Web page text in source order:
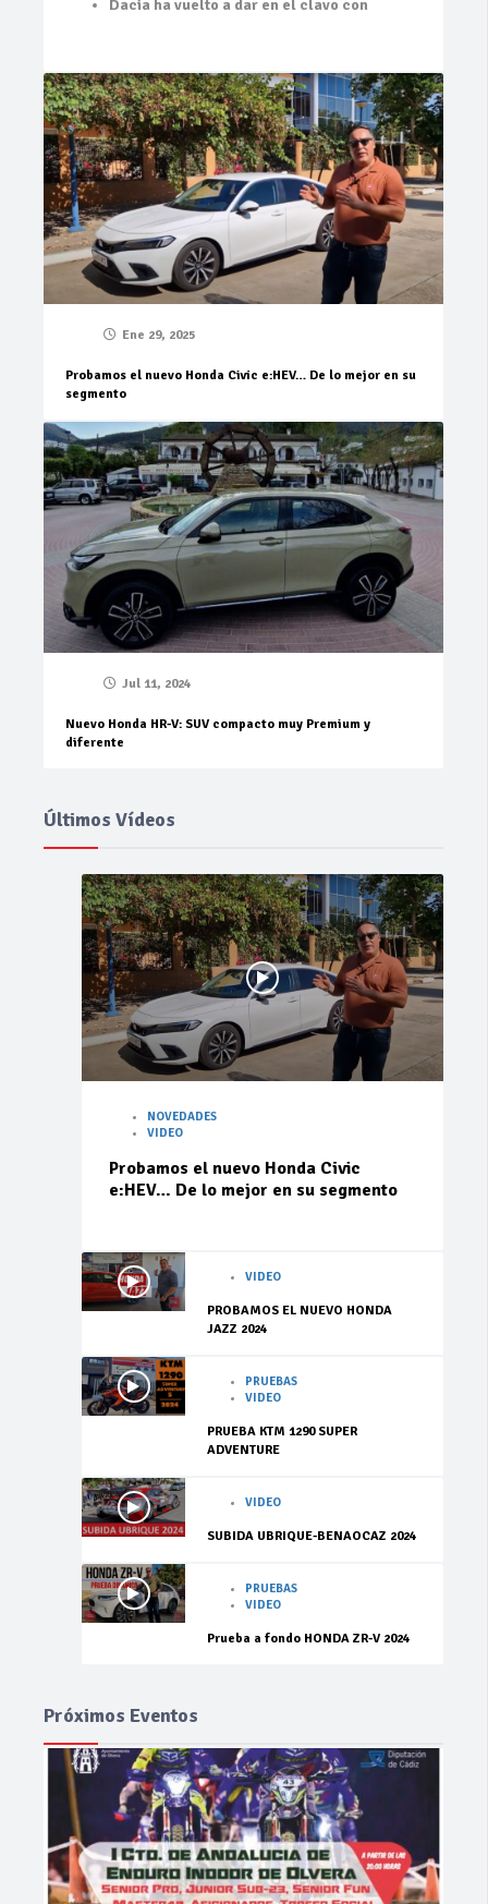
Dacia ha vuelto a dar en el clavo con
Ene 29, 2025
Probamos el nuevo Honda Civic e:HEV… De lo mejor en su
segmento
Jul 11, 2024
Nuevo Honda HR-V: SUV compacto muy Premium y
diferente
Últimos Vídeos
NOVEDADES
VIDEO
Probamos el nuevo Honda Civic
e:HEV… De lo mejor en su segmento
VIDEO
PROBAMOS EL NUEVO HONDA
JAZZ 2024
PRUEBAS
VIDEO
PRUEBA KTM 1290 SUPER
ADVENTURE
VIDEO
SUBIDA UBRIQUE-BENAOCAZ 2024
PRUEBAS
VIDEO
Prueba a fondo HONDA ZR-V 2024
Próximos Eventos